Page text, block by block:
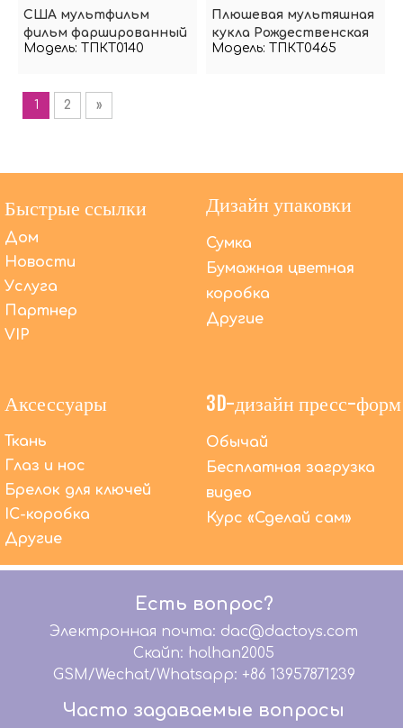
США мультфильм
фильм фаршированный
цветок
Модель: ТПКТ0140
Плюшевая мультяшная
кукла Рождественская
елка
Модель: ТПКТ0465
1 2 »
Быстрые ссылки
Дом
Новости
Услуга
Партнер
VIP
Дизайн упаковки
Сумка
Бумажная цветная
коробка
Другие
Аксессуары
Ткань
Глаз и нос
Брелок для ключей
IC-коробка
Другие
3D-дизайн пресс-форм
Обычай
Бесплатная загрузка
видео
Курс «Сделай сам»
Есть вопрос?
Электронная почта: dac@dactoys.com
Скайп: holhan2005
GSM/Wechat/Whatsapp: +86 13957871239
Часто задаваемые вопросы
Помимо OEM-производства, что DACToys может
сделать еще?
Мы предлагаем высококачественные услуги
OEM-производства уже более 20 лет. В то же
обслуживание: графический дизайн, 3D-
моделирование, дизайн упаковки, бумажный
шаблон, разработку образцов, дизайн
микросхем, помогаем вашей команде
дизайнеров передать ваши волшебные идеи
Идеальные продукты.
DACToys?